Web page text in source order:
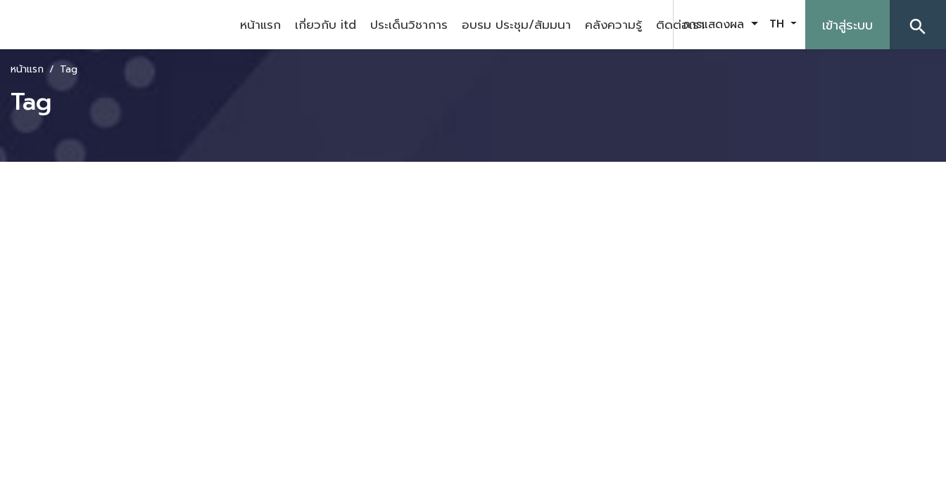
หน้าแรก เกี่ยวกับ itd ประเด็นวิชาการ อบรม ประชุม/สัมมนา คลังความรู้ ติดต่อเราการแสดงผล TH เข้าสู่ระบบ search
หน้าแรก Tag
Tag